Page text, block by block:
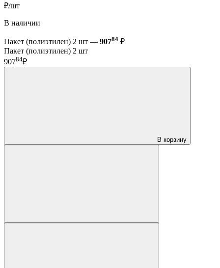
₽/шт
В наличии
Пакет (полиэтилен) 2 шт — 90784 ₽
Пакет (полиэтилен) 2 шт
90784₽
В корзину